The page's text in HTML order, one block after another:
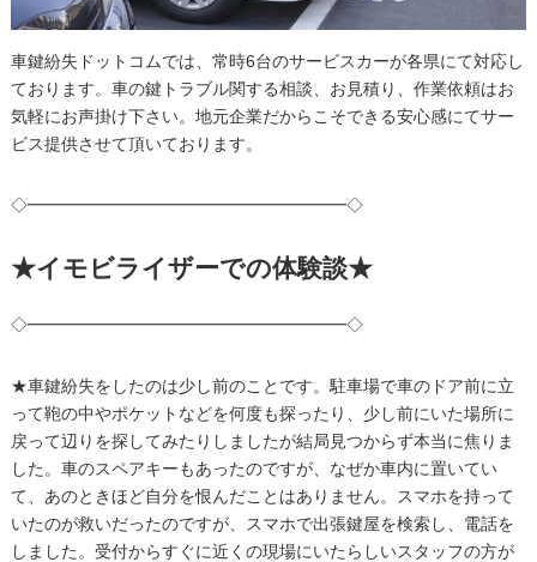
車鍵紛失ドットコムでは、常時6台のサービスカーが各県にて対応し
ております。車の鍵トラブル関する相談、お見積り、作業依頼はお
気軽にお声掛け下さい。地元企業だからこそできる安心感にてサー
ビス提供させて頂いております。
◇━━━━━━━━━━━━━━━━━━━◇
★イモビライザーでの体験談★
◇━━━━━━━━━━━━━━━━━━━◇
★車鍵紛失をしたのは少し前のことです。駐車場で車のドア前に立
って鞄の中やポケットなどを何度も探ったり、少し前にいた場所に
戻って辺りを探してみたりしましたが結局見つからず本当に焦りま
した。車のスペアキーもあったのですが、なぜか車内に置いてい
て、あのときほど自分を恨んだことはありません。スマホを持って
いたのが救いだったのですが、スマホで出張鍵屋を検索し、電話を
しました。受付からすぐに近くの現場にいたらしいスタッフの方が